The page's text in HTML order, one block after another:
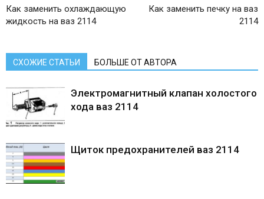
Как заменить охлаждающую
жидкость на ваз 2114
Как заменить печку на ваз
2114
СХОЖИЕ СТАТЬИ БОЛЬШЕ ОТ АВТОРА
Электромагнитный клапан холостого
хода ваз 2114
Щиток предохранителей ваз 2114